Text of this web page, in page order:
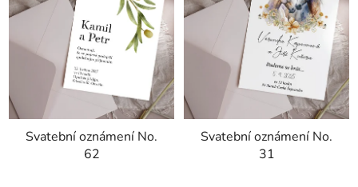
Svatební oznámení No.
62
Svatební oznámení No.
31